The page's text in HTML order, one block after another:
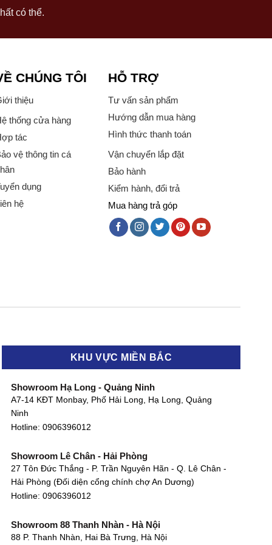
có thể.
CHÚNG TÔI
thiệu
thống cửa hàng
tác
vệ thông tin cá
dụng
hệ
HỖ TRỢ
Tư vấn sản phẩm
Hướng dẫn mua hàng
Hình thức thanh toán
Vận chuyển lắp đặt
Bảo hành
Kiểm hành, đổi trả
Mua hàng trả góp
KHU VỰC MIỀN BẮC
Showroom Hạ Long - Quảng Ninh
A7-14 KĐT Monbay, Phố Hải Long, Hạ Long, Quảng
Ninh
Hotline: 0906396012
Showroom Lê Chân - Hải Phòng
27 Tôn Đức Thắng - P. Trần Nguyên Hãn - Q. Lê Chân -
Hải Phòng (Đối diện cổng chính chợ An Dương)
Hotline: 0906396012
Showroom 88 Thanh Nhàn - Hà Nội
88 P. Thanh Nhàn, Hai Bà Trưng, Hà Nội